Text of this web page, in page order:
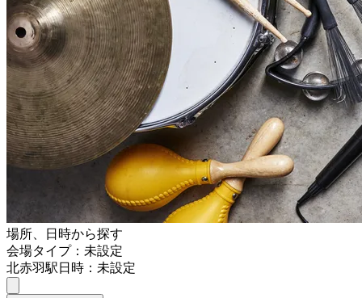
場所、日時から探す
会場タイプ：未設定
北赤羽駅日時：未設定